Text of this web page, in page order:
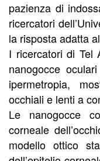
pazienza di
ricercatori
la risposta adatta
I ricercatori di Tel
nanogocce
ipermetropia,
occhiali e lenti a
Le nanogocce
corneale
modello ottico